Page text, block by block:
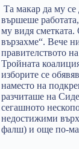
Та макар да му
вършеше
му видя сметката.
вързахме“. Вече
правителството
Тройната
изборите се
наместо на
разчиташе на
сегашното
недостижими
фалш) и още по-